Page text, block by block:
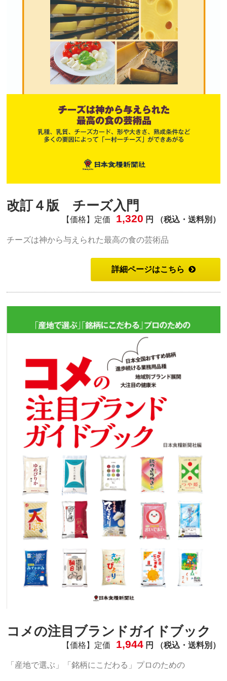
改訂４版 チーズ入門
【価格】定価 1,320 円 （税込・送料別）
チーズは神から与えられた最高の食の芸術品
詳細ページはこちら
コメの注目ブランドガイドブック
【価格】定価 1,944円 （税込・送料別）
「産地で選ぶ」「銘柄にこだわる」プロのための